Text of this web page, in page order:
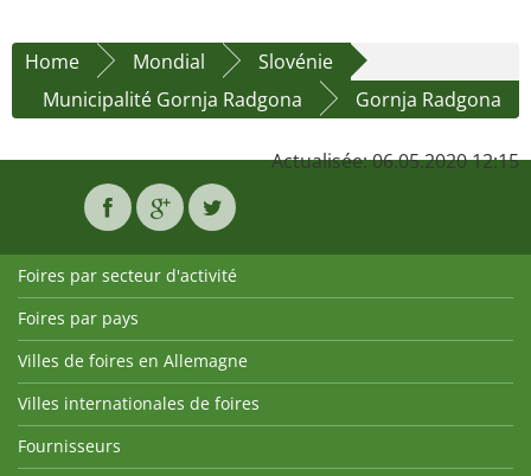
Home Mondial
Slovénie
Municipalité Gornja Radgona
Gornja Radgona
Actualisée: 06.05.2020 12:15
Foires par secteur d'activité
Foires par pays
Villes de foires en Allemagne
Villes internationales de foires
Fournisseurs